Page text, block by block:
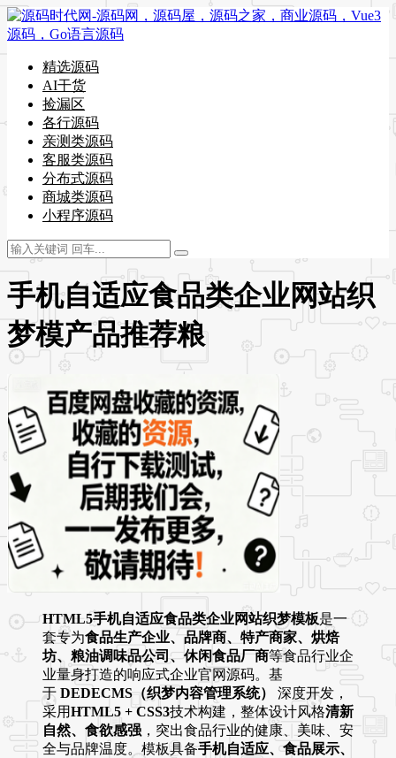
精选源码
AI干货
捡漏区
各行源码
亲测类源码
客服类源码
分布式源码
商城类源码
小程序源码
手机自适应食品类企业网站织
梦模产品推荐粮
HTML5手机自适应食品类企业网站织梦模板是一
套专为食品生产企业、品牌商、特产商家、烘焙
坊、粮油调味品公司、休闲食品厂商等食品行业企
业量身打造的响应式企业官网源码。基
于 DEDECMS（织梦内容管理系统）
深度开发，
采用HTML5 + CSS3技术构建，整体设计风格清新
自然、食欲感强 ，突出食品行业的健康、美味、安
全与品牌温度。模板具备手机自适应、食品展示、